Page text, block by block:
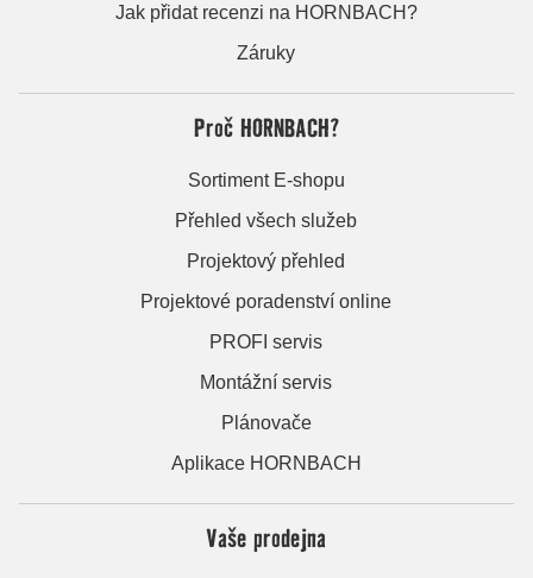
Jak přidat recenzi na HORNBACH?
Záruky
Proč HORNBACH?
Sortiment E-shopu
Přehled všech služeb
Projektový přehled
Projektové poradenství online
PROFI servis
Montážní servis
Plánovače
Aplikace HORNBACH
Vaše prodejna